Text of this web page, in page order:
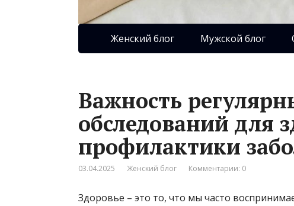
Женский блог Мужской блог
Важность
обследований для
профилактики
03.04.2025 Женский блог Комментарии: 0
Здоровье – это то, что мы часто